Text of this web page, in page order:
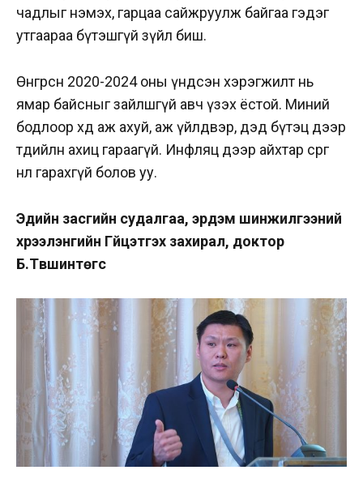
чадлыг нэмэх, гарцаа сайжруулж байгаа гэдэг
утгаараа бүтэшгүй зүйл биш.
Өнгөрсөн 2020-2024 оны үндсэн хэрэгжилт нь
ямар байсныг зайлшгүй авч үзэх ёстой. Миний
бодлоор хөдөө аж ахуй, аж үйлдвэр, дэд бүтэц дээр
төдийлөн ахиц гараагүй. Инфляц дээр айхтар сөрөг
нөлөө гарахгүй болов уу.
Эдийн засгийн судалгаа, эрдэм шинжилгээний
хүрээлэнгийн Гүйцэтгэх захирал, доктор
Б.Түвшинтөгс